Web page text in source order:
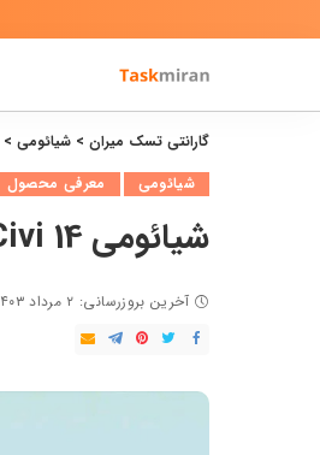
گارانتی تسک میران > شیائومی >
شیائومی
معرفی محصول
شیائومی 14 Civi؛ مهمترین گوشی شیائومی در سال 2024
آخرین بروزرسانی: ۲ مرداد ۱۴۰۳